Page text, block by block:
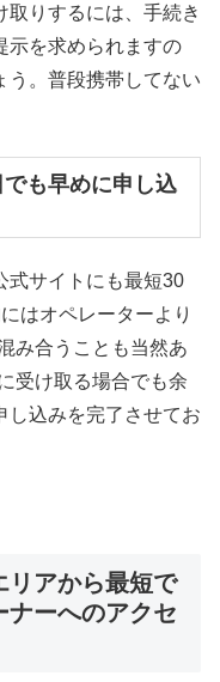
取りするには、手続き
示を求められますの
う。普段携帯してない
も早めに申し込
式サイトにも最短30
はオペレーターより
み合うことも当然あ
受け取る場合でも余
し込みを完了させてお
リアから最短で
ナーへのアクセ